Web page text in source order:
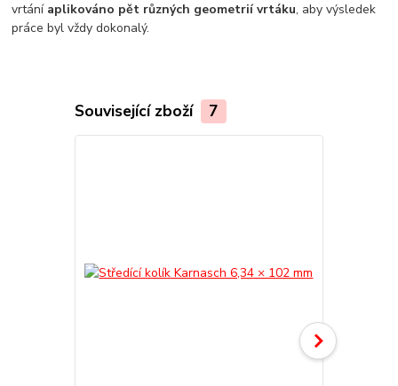
vrtání aplikováno pět různých geometrií vrtáku, aby výsledek
práce byl vždy dokonalý.
Související zboží 7